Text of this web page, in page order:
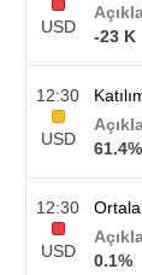
USD
-23 K
12:30
USD
61.4%
12:30
USD
0.1%